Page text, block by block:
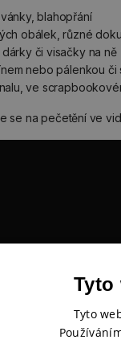
blahopřání
obálek, různé
či visačky na ně
nebo pálenkou či
ve
se na pečetění ve
Tyto
Tyto